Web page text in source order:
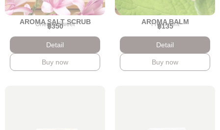
AROMA SALT SCRUB
Oriental Sweet
฿350
Detail
Buy now
AROMA BALM
Fresh mint
฿135
Detail
Buy now